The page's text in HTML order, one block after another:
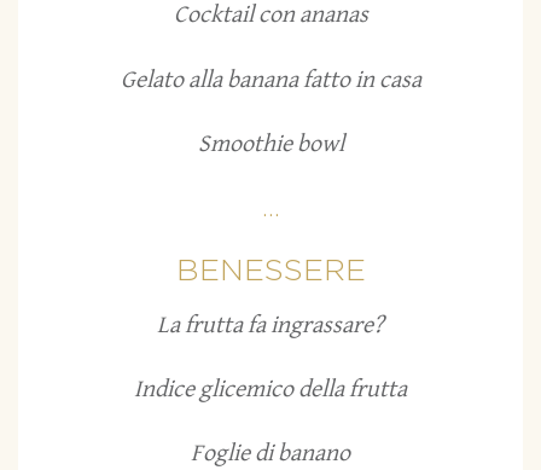
Cocktail con ananas
Gelato alla banana fatto in casa
Smoothie bowl
...
BENESSERE
La frutta fa ingrassare?
Indice glicemico della frutta
Foglie di banano